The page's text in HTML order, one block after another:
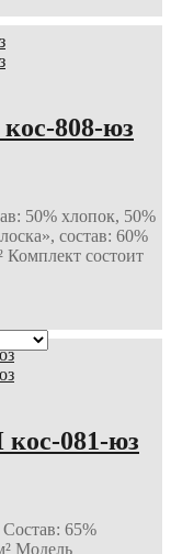
808-юз
50% хлопок, 50%
состав: 60%
Комплект состоит
081-юз
65%
Модель